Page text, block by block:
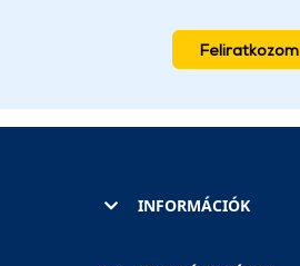
Feliratkozom
INFORMÁCIÓK